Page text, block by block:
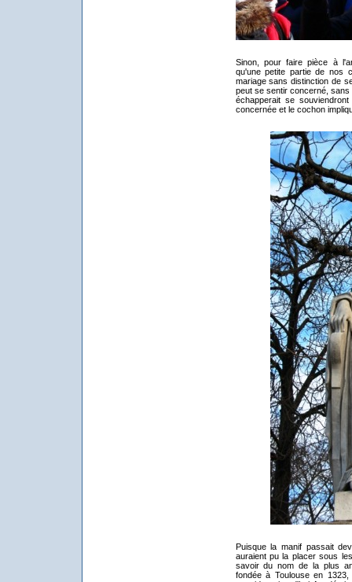
Sinon, pour faire pièce à
qu'une petite partie de nos
mariage sans distinction de
peut se sentir concerné,
échapperait se
concernée et le cochon
Puisque la manif passait
auraient pu la placer sous
savoir du nom de la plus
fondée à Toulouse en